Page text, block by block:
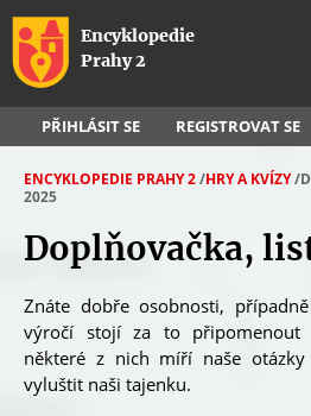
Encyklopedie
Prahy 2
PŘIHLÁSIT SE REGISTROVAT SE
S
E
Z
D
E
ENCYKLOPEDIE PRAHY 2/HRY A KVÍZY/
2025
Doplňovačka,
Znáte dobře osobnosti,
výročí stojí za to připomenout
některé z nich míří naše otázky
vyluštit naši tajenku.